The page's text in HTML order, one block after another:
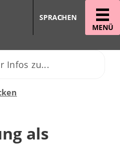
MENÜ
SPRACHEN
als